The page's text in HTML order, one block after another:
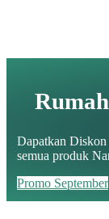
Dapatkan Diskon
semua produk
Promo September